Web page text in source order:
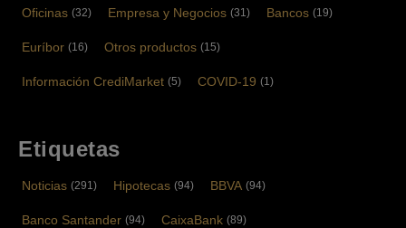
Oficinas (32) Empresa y Negocios (31) Bancos (19)
Euríbor (16) Otros productos (15)
Información CrediMarket (5) COVID-19 (1)
Etiquetas
Noticias (291) Hipotecas (94) BBVA (94)
Banco Santander (94) CaixaBank (89)